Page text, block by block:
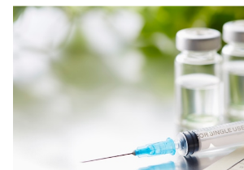
ホリスティックレセピー
BITE ME